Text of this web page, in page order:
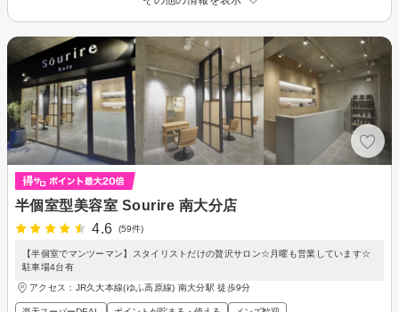
半個室型美容室 Sourire 南大分店
4.6
(59件)
【半個室でマンツーマン】スタイリストだけの贅沢サロン☆月曜も営業しています☆
駐車場4台有
アクセス：JR久大本線(ゆふ高原線) 南大分駅 徒歩9分